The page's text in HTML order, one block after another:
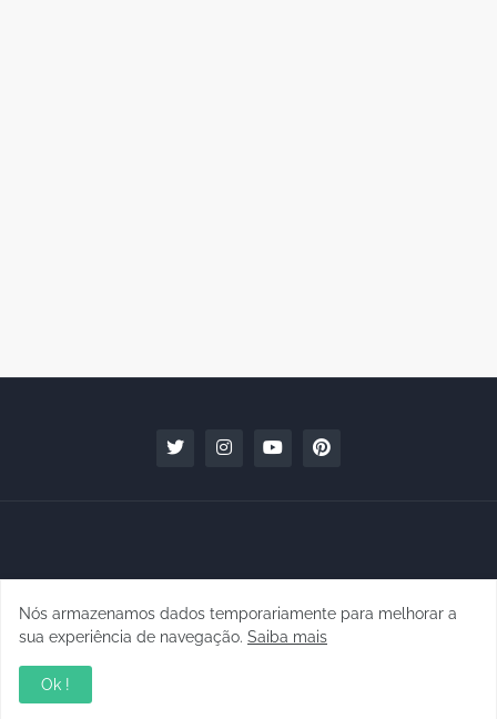
Copyright © 2010 - 2026 | raphanomundo
Nós armazenamos dados temporariamente para melhorar a
sua experiência de navegação. Saiba mais
Ok !